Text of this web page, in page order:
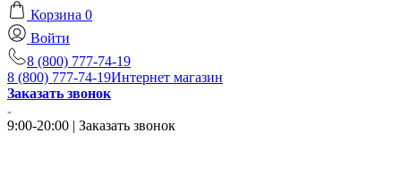
Корзина 0
Войти
8 (800) 777-74-19
8 (800) 777-74-19Интернет магазин
Заказать звонок
9:00-20:00 | Заказать звонок